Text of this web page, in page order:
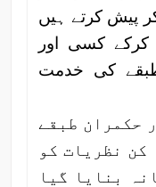
پیش کرتے ہیں
کرکے کسی اور
کی خدمت
حکمران طبقے
کن نظریات کو
بنایا گیا